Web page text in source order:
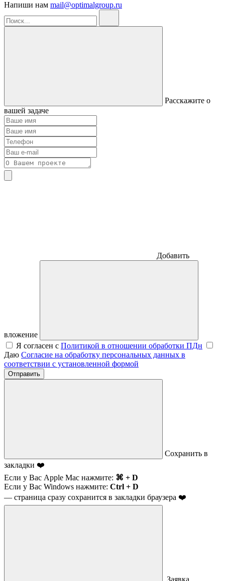
Напиши нам mail@optimalgroup.ru
Расскажите о
вашей задаче
Добавить
вложение
Я согласен с Политикой в отношении обработки ПДн
Даю Согласие на обработку персональных данных в
соответствии с установленной формой
Отправить
Сохранить в
закладки ❤️
Если у Вас Apple Mac нажмите: ⌘ + D
Если у Вас Windows нажмите: Ctrl + D
— страница сразу сохранится в закладки браузера ❤️